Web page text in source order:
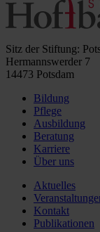
Sitz der Stiftung:
Hermannswerder 7
14473 Potsdam
Bildung
Pflege
Ausbildung
Beratung
Karriere
Über uns
Aktuelles
Kontakt
Publikationen